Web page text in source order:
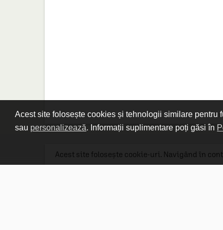
Acest site folosește cookies și tehnologii similare
sau personalizează. Informații suplimentare poți găsi în
Linkuri utile
Acest site folosește cookie-uri. Navigând în